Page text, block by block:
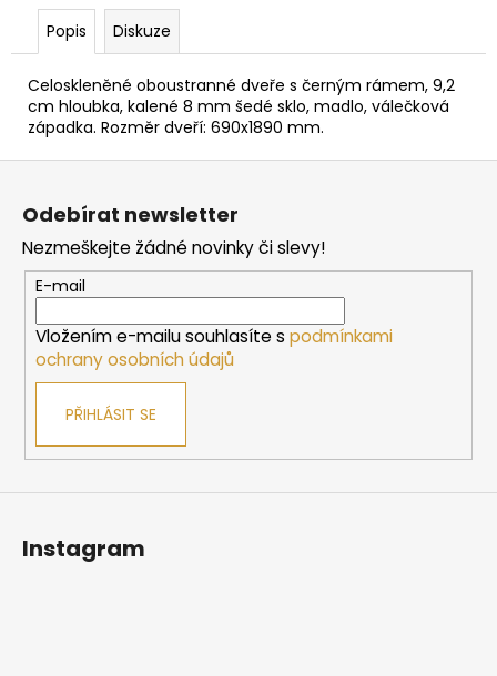
Popis Diskuze
Celoskleněné oboustranné dveře s černým rámem, 9,2
cm hloubka, kalené 8 mm šedé sklo, madlo, válečková
západka. Rozměr dveří: 690x1890 mm.
m
e
NA
DŘEVO
HARVIA
M3
10
138
Kč
Z
Odebírat newsletter
Nezmeškejte žádné novinky či slevy!
E-mail
Vložením e-mailu souhlasíte s podmínkami
ochrany osobních údajů
PŘIHLÁSIT SE
Instagram